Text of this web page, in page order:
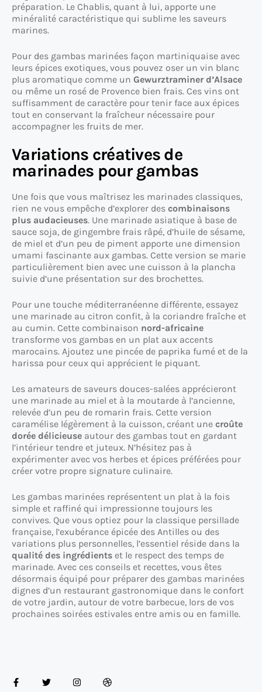
préparation. Le Chablis, quant à lui, apporte une
minéralité caractéristique qui sublime les saveurs
marines.
Pour des gambas marinées façon martiniquaise avec
leurs épices exotiques, vous pouvez oser un vin blanc
plus aromatique comme un Gewurztraminer d’Alsace
ou même un rosé de Provence bien frais. Ces vins ont
suffisamment de caractère pour tenir face aux épices
tout en conservant la fraîcheur nécessaire pour
accompagner les fruits de mer.
Variations créatives de
marinades pour gambas
Une fois que vous maîtrisez les marinades classiques,
rien ne vous empêche d’explorer des combinaisons
plus audacieuses. Une marinade asiatique à base de
sauce soja, de gingembre frais râpé, d’huile de sésame,
de miel et d’un peu de piment apporte une dimension
umami fascinante aux gambas. Cette version se marie
particulièrement bien avec une cuisson à la plancha
suivie d’une présentation sur des brochettes.
Pour une touche méditerranéenne différente, essayez
une marinade au citron confit, à la coriandre fraîche et
au cumin. Cette combinaison nord-africaine
transforme vos gambas en un plat aux accents
marocains. Ajoutez une pincée de paprika fumé et de la
harissa pour ceux qui apprécient le piquant.
Les amateurs de saveurs douces-salées apprécieront
une marinade au miel et à la moutarde à l’ancienne,
relevée d’un peu de romarin frais. Cette version
caramélise légèrement à la cuisson, créant une croûte
dorée délicieuse autour des gambas tout en gardant
l’intérieur tendre et juteux. N’hésitez pas à
expérimenter avec vos herbes et épices préférées pour
créer votre propre signature culinaire.
Les gambas marinées représentent un plat à la fois
simple et raffiné qui impressionne toujours les
convives. Que vous optiez pour la classique persillade
française, l’exubérance épicée des Antilles ou des
variations plus personnelles, l’essentiel réside dans la
qualité des ingrédients et le respect des temps de
marinade. Avec ces conseils et recettes, vous êtes
désormais équipé pour préparer des gambas marinées
dignes d’un restaurant gastronomique dans le confort
de votre jardin, autour de votre barbecue, lors de vos
prochaines soirées estivales entre amis ou en famille.